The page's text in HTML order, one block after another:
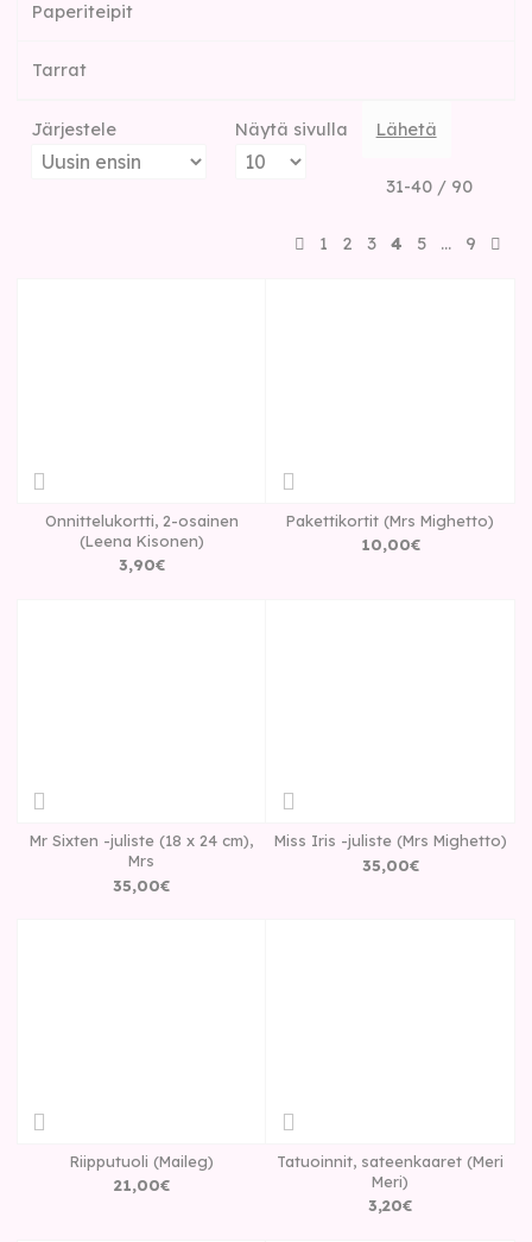
Paperiteipit
Tarrat
Järjestele Näytä sivulla Lähetä
31-40 / 90
1 2 3 4 5 … 9
Onnittelukortti, 2-osainen
(Leena Kisonen)
3,90€
Pakettikortit (Mrs Mighetto)
10,00€
Mr Sixten -juliste (18 x 24 cm),
Mrs
35,00€
Miss Iris -juliste (Mrs Mighetto)
35,00€
Riipputuoli (Maileg)
21,00€
Tatuoinnit, sateenkaaret (Meri
Meri)
3,20€